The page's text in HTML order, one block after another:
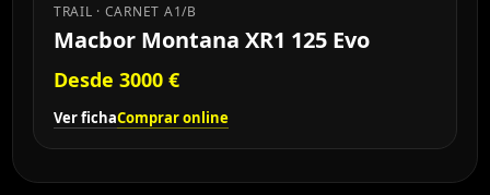
TRAIL · CARNET A1/B
Macbor Montana XR1 125 Evo
Desde 3000 €
Ver fichaComprar online